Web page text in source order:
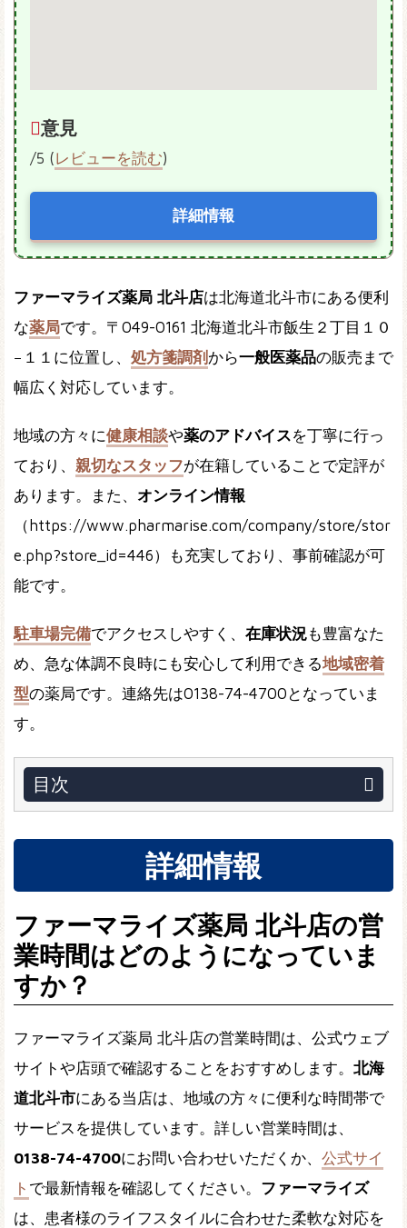
意見
/5 (レビューを読む)
詳細情報
ファーマライズ薬局 北斗店は北海道北斗市にある便利
な薬局です。〒049-0161 北海道北斗市飯生２丁目１０
−１１に位置し、 処方箋調剤 から一般医薬品の販売まで
幅広く対応しています。
地域の方々に健康相談や薬のアドバイスを丁寧に行っ
ており、 親切なスタッフが在籍していることで定評が
あります。また、 オンライン情報
（https://www.pharmarise.com/company/store/stor
e.php?store_id=446）も充実しており、事前確認が可
能です。
駐車場完備でアクセスしやすく、 在庫状況も豊富なた
め、急な体調不良時にも安心して利用できる地域密着
型の薬局です。連絡先は0138-74-4700となっていま
す。
目次
詳細情報
ファーマライズ薬局 北斗店の営
業時間はどのようになっていま
すか？
ファーマライズ薬局 北斗店の営業時間は、公式ウェブ
サイトや店頭で確認することをおすすめします。 北海
道北斗市にある当店は、地域の方々に便利な時間帯で
サービスを提供しています。詳しい営業時間は、
0138-74-4700にお問い合わせいただくか、 公式サイ
ト で最新情報を確認してください。 ファーマライズ
は、患者様のライフスタイルに合わせた柔軟な対応を